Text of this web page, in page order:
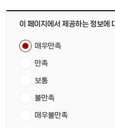
이 페이지에서 제공하는 정보에
매우만족
만족
보통
불만족
매우불만족